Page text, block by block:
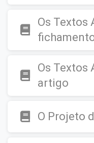
Os Textos
Os Textos
artigo
O Projeto